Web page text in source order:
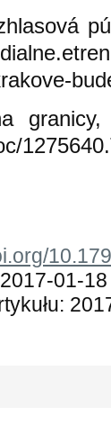
granicy,
01-